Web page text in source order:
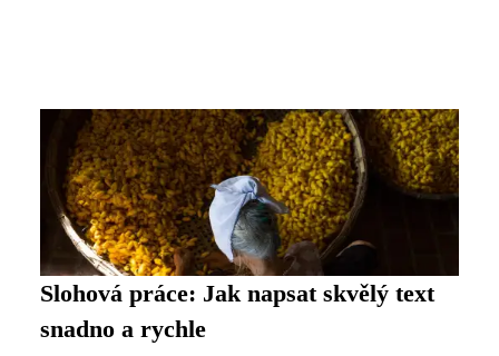
Slohová práce: Jak napsat skvělý text
snadno a rychle